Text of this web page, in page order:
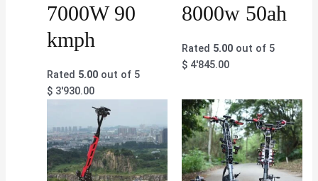
7000W 90
kmph
Rated 5.00 out of 5
$ 3'930.00
8000w 50ah
Rated 5.00out of 5
$4'845.00